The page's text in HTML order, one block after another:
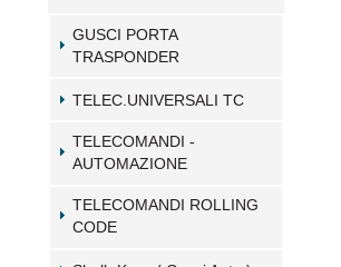
GUSCI PORTA
TRASPONDER
TELEC.UNIVERSALI TC
TELECOMANDI -
AUTOMAZIONE
TELECOMANDI ROLLING
CODE